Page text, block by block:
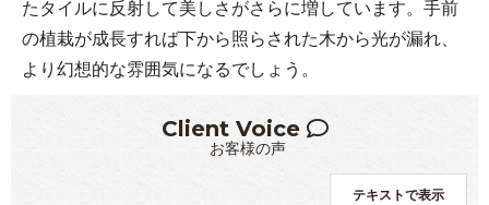
たタイルに反射して美しさがさらに増しています。手前
の植栽が成長すれば下から照らされた木から光が漏れ、
より幻想的な雰囲気になるでしょう。
Client Voice
お客様の声
テキストで表示